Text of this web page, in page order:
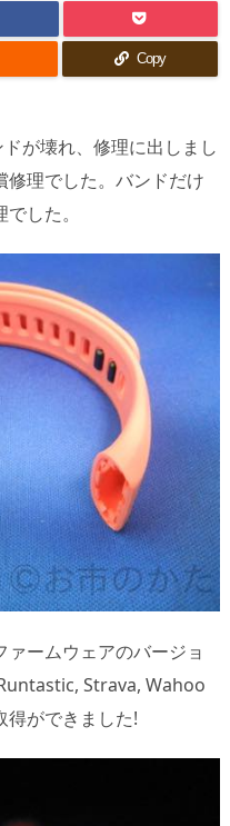
Copy
が壊れ、修理に出しまし
修理でした。バンドだけ
した。
ームウェアのバージョ
Strava, Wahoo
得ができました!